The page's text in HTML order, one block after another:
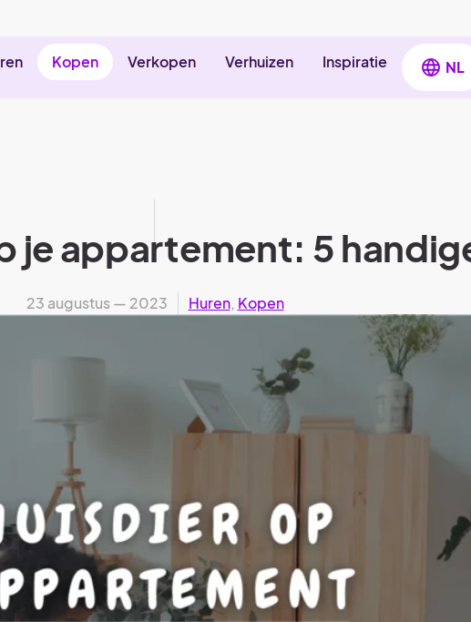
Kopen Verkopen Verhuizen Inspiratie NL
je appartement: 5
23 augustus — 2023 Huren, Kopen